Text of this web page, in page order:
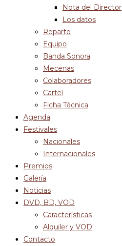
Nota del Director
Los datos
Reparto
Equipo
Banda Sonora
Mecenas
Colaboradores
Cartel
Ficha Técnica
Agenda
Festivales
Nacionales
Internacionales
Premios
Galería
Noticias
DVD, BD, VOD
Características
Alquiler y VOD
Contacto